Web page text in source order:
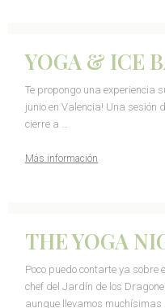
YOGA & ICE
Te propongo una experiencia
junio en Valencia! Una sesión
cierre a …
Más información
THE YOGA
Poco puedo contarte ya sobre
chef del Jardín de los
aunque llevamos muchísimas …